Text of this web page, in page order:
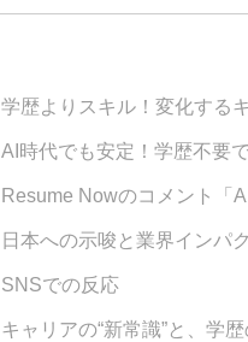
学歴よりスキル！変化する
AI時代でも安定！学歴不要
Resume Nowのコメント「
日本への示唆と業界インパ
SNSでの反応
キャリアの“新常識”と、学